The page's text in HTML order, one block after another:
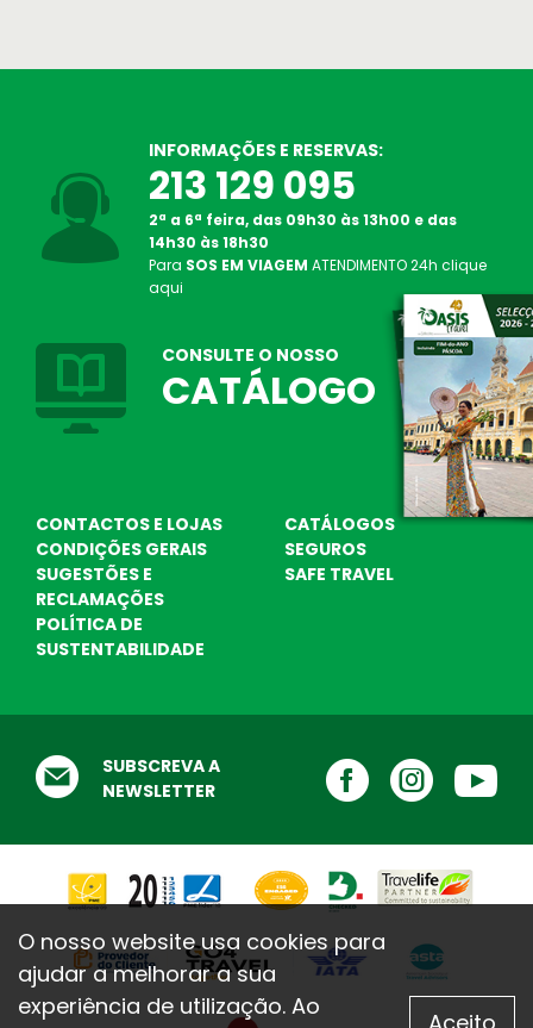
Linha de Apoio em viagem
Destinos Praia
Escolha o seu destino de praia ! Nós
ajudamos ...
Oasis Corporate
Empresas e viagens de incentivo
Testemunhos
INFORMAÇÕES E RESERVAS:
213 129 095
2ª a 6ª feira, das 09h30 às 13h00 e das
14h30 às 18h30
Para SOS EM VIAGEM ATENDIMENTO24h clique
aqui
CONSULTE O NOSSO
CATÁLOGO
CONTACTOS E LOJAS
CATÁLOGOS
CONDIÇÕES GERAIS
SEGUROS
SUGESTÕES E
RECLAMAÇÕES
SAFE TRAVEL
POLÍTICA DE
SUSTENTABILIDADE
SUBSCREVA A
NEWSLETTER
O nosso website usa cookies para
ajudar a melhorar a sua
experiência de utilização. Ao
Aceito